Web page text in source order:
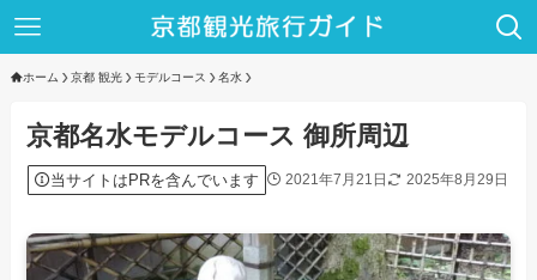
ホーム 京都 観光 モデルコース 名水
京都名水モデルコース 御所周辺
当サイトはPRを含んでいます 2021年7月21日 2025年8月29日